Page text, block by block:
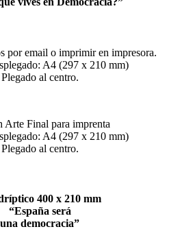
por email o imprimir en impresora.
A4 (297 x 210 mm)
Plegado al centro.
Arte Final para imprenta
A4 (297 x 210 mm)
Plegado al centro.
400 x 210 mm
“España será
una democracia”